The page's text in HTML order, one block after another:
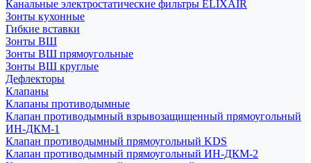
Канальные электростатические фильтры ELIXAIR
Зонты кухонные
Гибкие вставки
Зонты ВШ
Зонты ВШ прямоугольные
Зонты ВШ круглые
Дефлекторы
Клапаны
Клапаны противодымные
Клапан противодымный взрывозащищенный прямоугольный
ИН-ДКМ-1
Клапан противодымный прямоугольный KDS
Клапан противодымный прямоугольный ИН-ДКМ-2